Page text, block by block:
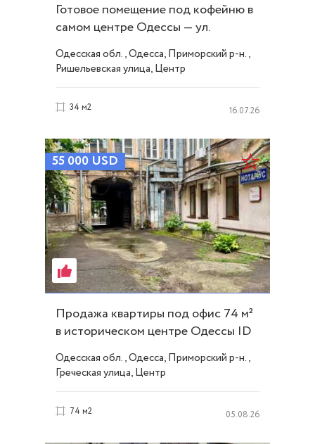
Готовое помещение под кофейню в
самом центре Одессы — ул.
Ришельевская ID 54332
Одесская обл., Одесса, Приморский р-н.,
Ришельевская улица, Центр
34 м2 16.07.26
55 000 USD
Продажа квартиры под офис 74 м²
в историческом центре Одессы ID
54360
Одесская обл., Одесса, Приморский р-н.,
Греческая улица, Центр
74 м2 05.08.26